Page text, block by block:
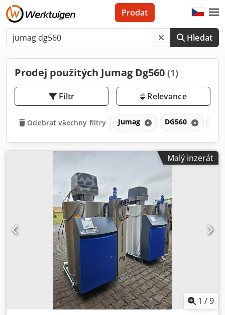
Hledat
Prodat
Prodej použitých Jumag Dg560 (1)
Filtr Relevance
Odebrat všechny filtry Jumag DG560
Malý inzerát
1 /9